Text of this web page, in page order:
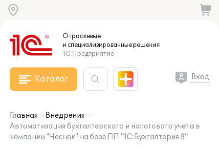
Отраслевые
и специализированныерешения
1С:Предприятие
Каталог Вход
Главная
Внедрения
Автоматизация бухгалтерского и налогового учета в
компании "Чеснок" на базе ПП "1С:Бухгалтерия 8"